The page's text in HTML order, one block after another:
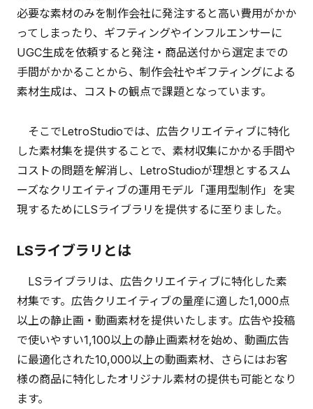
必要な素材のみを制作会社に発注すると高い費用がかか
ってしまったり、ギフティングやインフルエンサーに
UGC生成を依頼すると発注・商品送付から選定までの
手間がかかることから、制作会社やギフティングによる
素材生成は、コストの観点で課題となっています。
そこでLetroStudioでは、広告クリエイティブに特化
した素材集を提供することで、素材収集にかかる手間や
コストの問題を解消し、LetroStudioが理想とするスム
ーズなクリエイティブの運用モデル「運用型制作」を実
現するためにLSライブラリを提供するに至りました。
LSライブラリとは
LSライブラリは、広告クリエイティブに特化した素
材集です。広告クリエイティブの量産に適した1,000点
以上の静止画・動画素材を提供いたします。広告や投稿
で使いやすい1,100以上の静止画素材を始め、動画広告
に最適化された10,000以上の動画素材、さらにはお客
様の商品に特化したオリジナル素材の提供も可能となり
ます。